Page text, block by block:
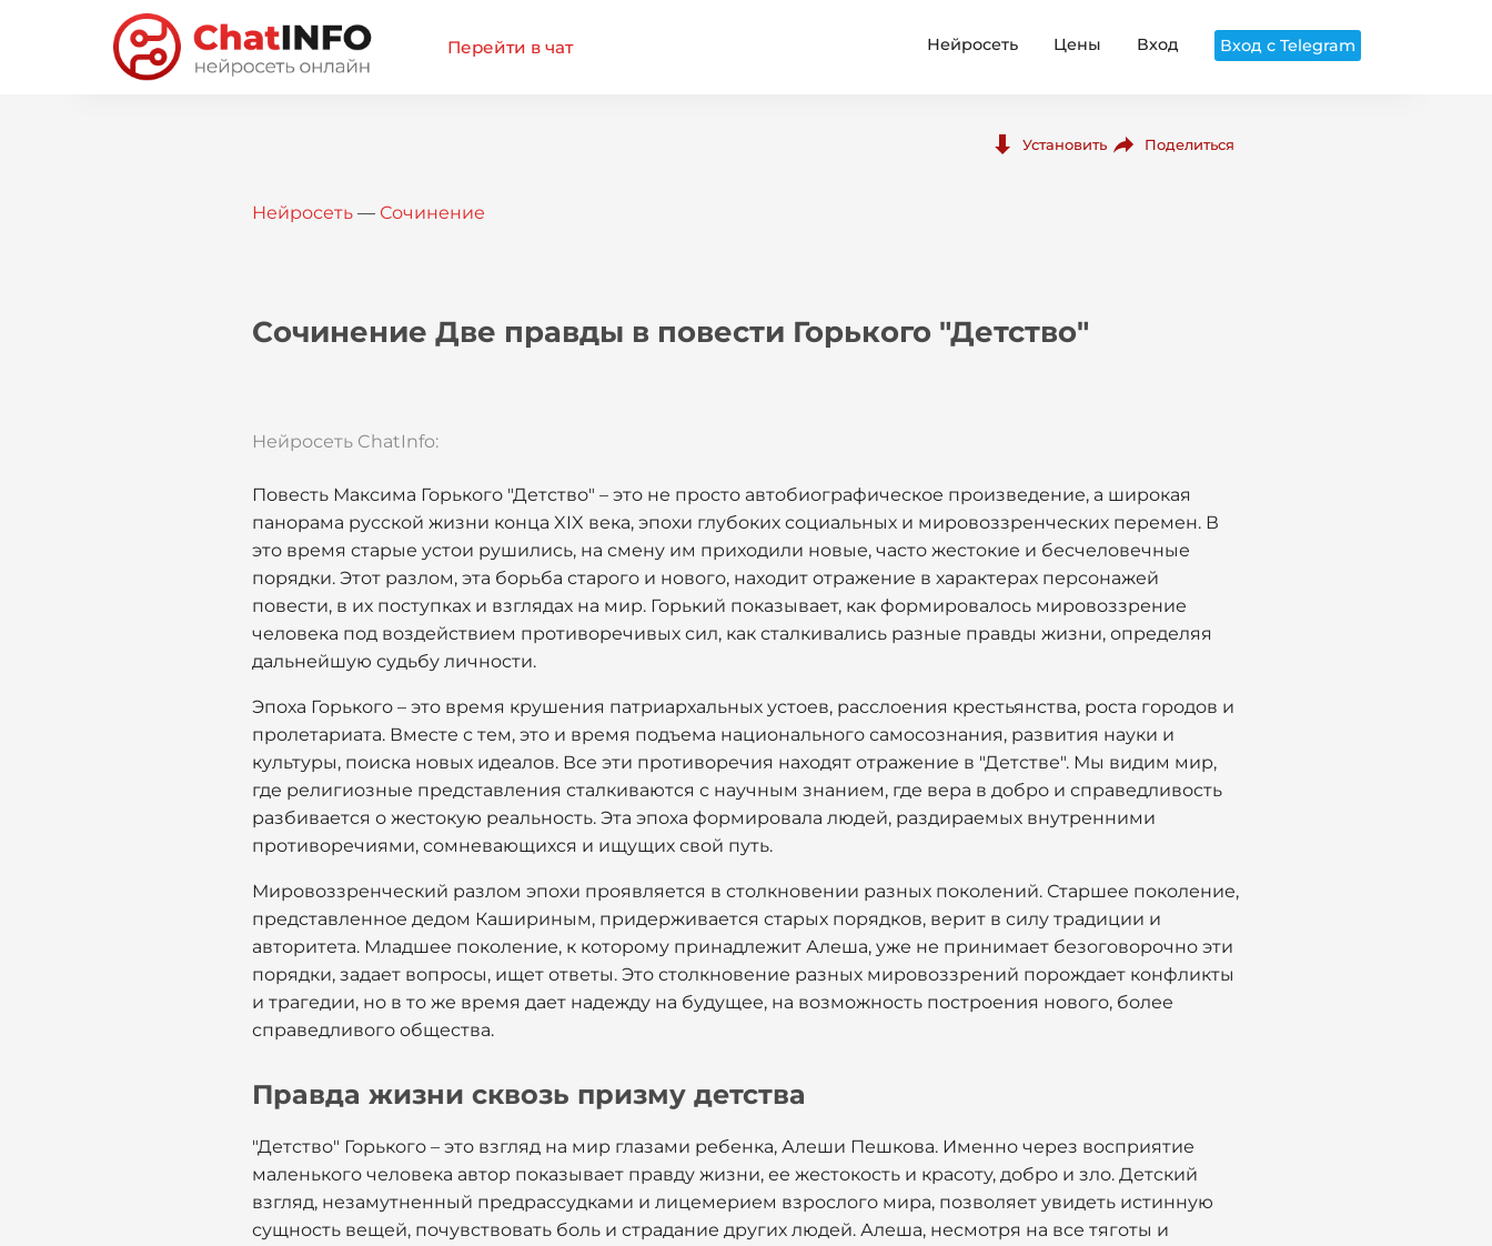
Перейти в чат Нейросеть Цены Вход Вход с Telegram
Установить Поделиться
Нейросеть — Сочинение
Сочинение Две правды в повести Горького "Детство"
Нейросеть ChatInfo:
Повесть Максима Горького "Детство" – это не просто автобиографическое произведение, а широкая
панорама русской жизни конца XIX века, эпохи глубоких социальных и мировоззренческих перемен. В
это время старые устои рушились, на смену им приходили новые, часто жестокие и бесчеловечные
порядки. Этот разлом, эта борьба старого и нового, находит отражение в характерах персонажей
повести, в их поступках и взглядах на мир. Горький показывает, как формировалось мировоззрение
человека под воздействием противоречивых сил, как сталкивались разные правды жизни, определяя
дальнейшую судьбу личности.
Эпоха Горького – это время крушения патриархальных устоев, расслоения крестьянства, роста городов и
пролетариата. Вместе с тем, это и время подъема национального самосознания, развития науки и
культуры, поиска новых идеалов. Все эти противоречия находят отражение в "Детстве". Мы видим мир,
где религиозные представления сталкиваются с научным знанием, где вера в добро и справедливость
разбивается о жестокую реальность. Эта эпоха формировала людей, раздираемых внутренними
противоречиями, сомневающихся и ищущих свой путь.
Мировоззренческий разлом эпохи проявляется в столкновении разных поколений. Старшее поколение,
представленное дедом Кашириным, придерживается старых порядков, верит в силу традиции и
авторитета. Младшее поколение, к которому принадлежит Алеша, уже не принимает безоговорочно эти
порядки, задает вопросы, ищет ответы. Это столкновение разных мировоззрений порождает конфликты
и трагедии, но в то же время дает надежду на будущее, на возможность построения нового, более
справедливого общества.
Правда жизни сквозь призму детства
"Детство" Горького – это взгляд на мир глазами ребенка, Алеши Пешкова. Именно через восприятие
маленького человека автор показывает правду жизни, ее жестокость и красоту, добро и зло. Детский
взгляд, незамутненный предрассудками и лицемерием взрослого мира, позволяет увидеть истинную
сущность вещей, почувствовать боль и страдание других людей. Алеша, несмотря на все тяготы и